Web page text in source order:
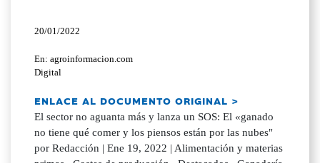
20/01/2022
En: agroinformacion.com
Digital
ENLACE AL DOCUMENTO ORIGINAL >
El sector no aguanta más y lanza un SOS: El «ganado
no tiene qué comer y los piensos están por las nubes"
por Redacción | Ene 19, 2022 | Alimentación y materias